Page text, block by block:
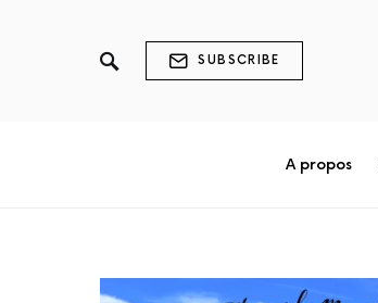
SUBSCRIBE
A propos